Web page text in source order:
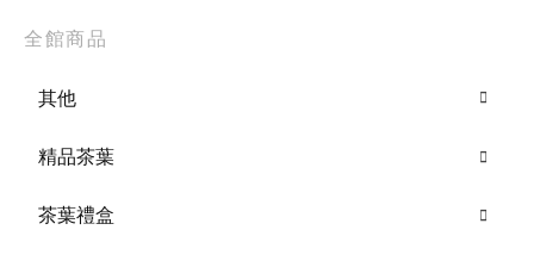
全館商品
其他
精品茶葉
茶葉禮盒